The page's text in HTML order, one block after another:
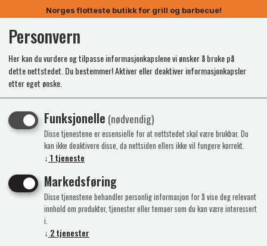
Norges flotteste butikk for grill og barbecue!
Personvern
Her kan du vurdere og tilpasse informasjonkapslene vi ønsker å bruke på
dette nettstedet. Du bestemmer! Aktiver eller deaktiver informasjonkapsler
etter eget ønske.
Funksjonelle (nødvendig)
Disse tjenestene er essensielle for at nettstedet skal være brukbar. Du
kan ikke deaktivere disse, da nettsiden ellers ikke vil fungere korrekt.
↓ 1 tjeneste
Markedsføring
Disse tjenestene behandler personlig informasjon for å vise deg relevant
innhold om produkter, tjenester eller temaer som du kan være interessert
i.
↓ 2tjenester